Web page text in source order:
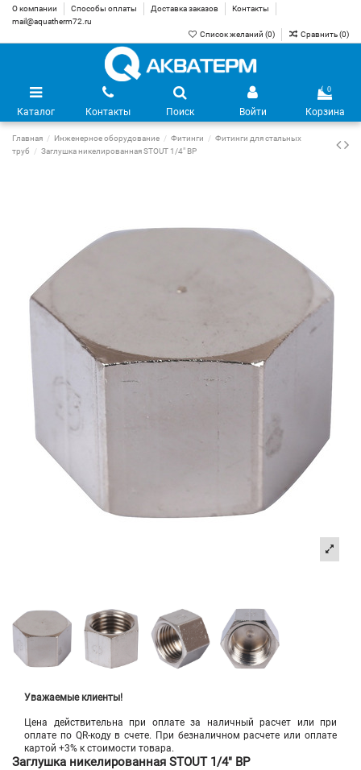
О компании Способы оплаты Доставка заказов
Контакты
mail@aquatherm72.ru
Список желаний (0) Сравнить (0)
Каталог Контакты Поиск Войти
0
Корзина
Главная Инженерное оборудование Фитинги
Фитинги для стальных
труб
Заглушка никелированная STOUT 1/4" ВР
Уважаемые клиенты!
Цена действительна при оплате за наличный расчет или при
оплате по QR-коду в счете. При безналичном расчете или оплате
картой +3% к стоимости товара.
Заглушка никелированная STOUT 1/4" ВР